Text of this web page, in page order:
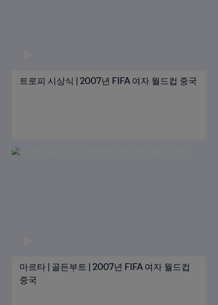
트로피 시상식 | 2007년 FIFA 여자 월드컵 중국
마르타 | 골든부트 | 2007년 FIFA 여자 월드컵
중국